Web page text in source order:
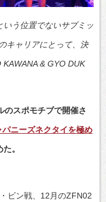
う位置でないサブミッ
キャリアにとって、決
& GYO DUK
のスポモチブで開催さ
パニーズネクタイを極め
。
ビン戦、12月のZFN02